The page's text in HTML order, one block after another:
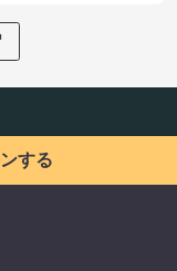
する